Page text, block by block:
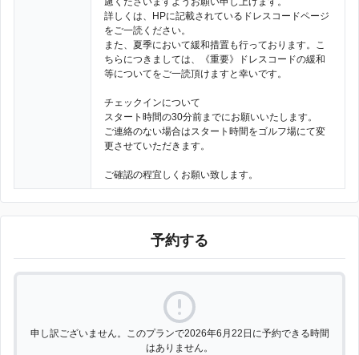
詳しくは、HPに記載されているドレスコードページ
をご一読ください。
また、夏季において緩和措置も行っております。こ
ちらにつきましては、《重要》ドレスコードの緩和
等についてをご一読頂けますと幸いです。
チェックインについて
スタート時間の30分前までにお願いいたします。
ご連絡のない場合はスタート時間をゴルフ場にて変
更させていただきます。
ご確認の程宜しくお願い致します。
予約する
申し訳ございません。このプランで2026年6月22日に予約できる時間
はありません。